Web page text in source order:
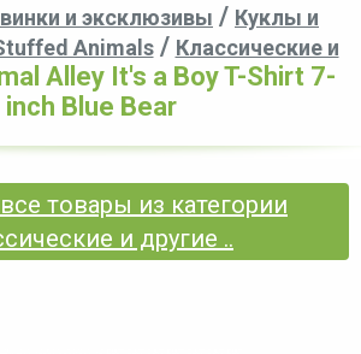
и эксклюзивы / Куклы и
Animals/ Классические и
Alley It's a Boy T-Shirt 7-
inch Blue Bear
товары из категории
и другие ..